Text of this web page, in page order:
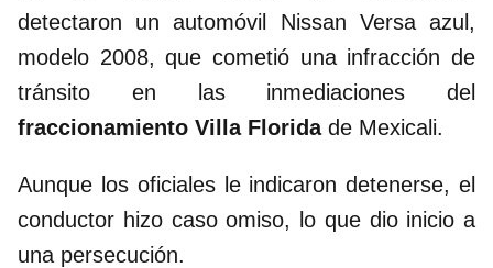
detectaron un automóvil Nissan Versa azul,
modelo 2008, que cometió una infracción de
tránsito en las inmediaciones del
fraccionamiento Villa Floridade Mexicali.
Aunque los oficiales le indicaron detenerse, el
conductor hizo caso omiso, lo que dio inicio a
una persecución.